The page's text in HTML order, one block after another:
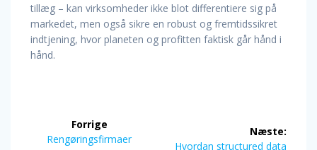
tillæg – kan virksomheder ikke blot differentiere sig på
markedet, men også sikre en robust og fremtidssikret
indtjening, hvor planeten og profitten faktisk går hånd i
hånd.
Indlægsnavigation
Forrige
Forrige
Rengøringsfirmaer
Næste:
Næste
Hvordan structured data